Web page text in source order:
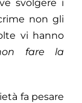
svolgere i
non gli
vi hanno
fare la
fa pesare